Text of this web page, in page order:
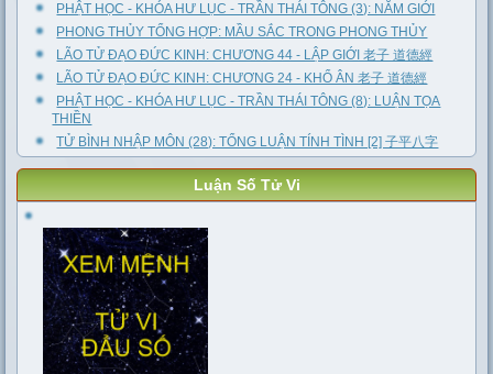
PHẬT HỌC - KHÓA HƯ LỤC - TRẦN THÁI TÔNG (3): NĂM GIỚI
PHONG THỦY TỔNG HỢP: MẦU SẮC TRONG PHONG THỦY
LÃO TỬ ĐẠO ĐỨC KINH: CHƯƠNG 44 - LẬP GIỚI 老子 道德經
LÃO TỬ ĐẠO ĐỨC KINH: CHƯƠNG 24 - KHỔ ÂN 老子 道德經
PHẬT HỌC - KHÓA HƯ LỤC - TRẦN THÁI TÔNG (8): LUẬN TỌA
THIỀN
TỬ BÌNH NHẬP MÔN (28): TỔNG LUẬN TÍNH TÌNH [2] 子平八字
Luận Số Tử Vi